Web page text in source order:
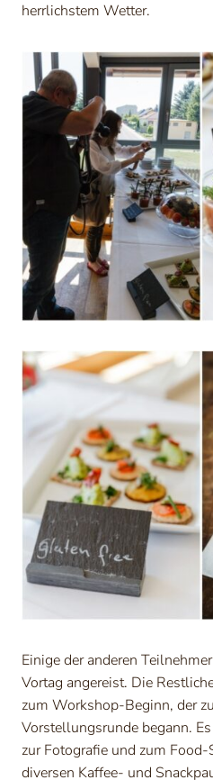
herrlichstem Wetter.
Einige der anderen
Vortag angereist. Die
zum Workshop-Beginn, der
Vorstellungsrunde begann.
zur Fotografie und zum
diversen Kaffee- und